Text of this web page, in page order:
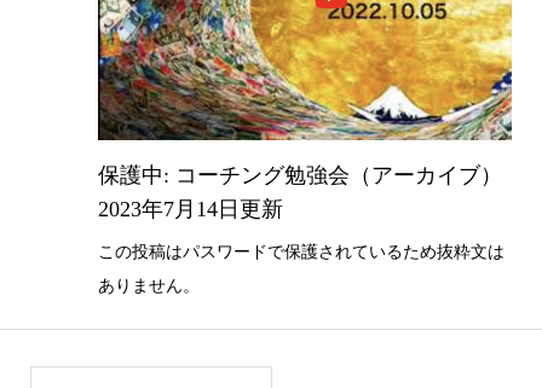
保護中: コーチング勉強会（アーカイブ）
2023年7月14日更新
この投稿はパスワードで保護されているため抜粋文は
ありません。